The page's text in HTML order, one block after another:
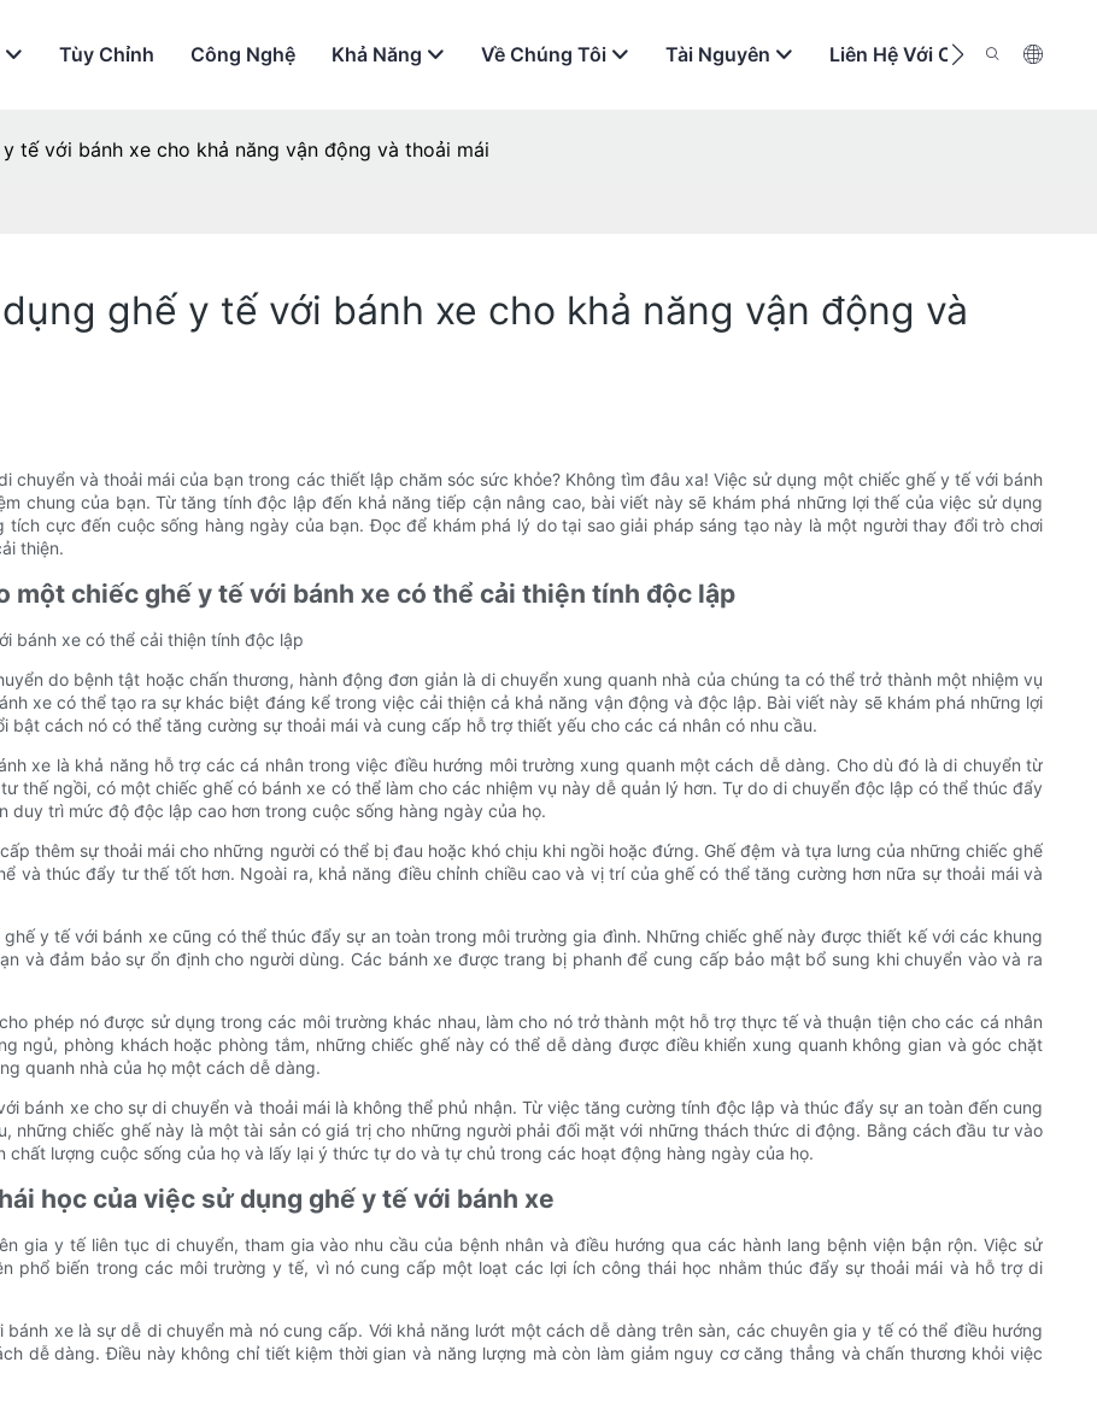
Tùy Chỉnh Công Nghệ Khả Năng Về Chúng Tôi Tài Nguyên Liên Hệ Với Chúng Tôi
tế với bánh xe cho khả năng vận động và thoải mái
ghế y tế với bánh xe cho khả năng vận động và
chuyển và thoải mái của bạn trong các thiết lập chăm sóc sức khỏe? Không tìm đâu xa! Việc sử dụng một chiếc ghế y tế với bánh
chung của bạn. Từ tăng tính độc lập đến khả năng tiếp cận nâng cao, bài viết này sẽ khám phá những lợi thế của việc sử dụng
cực đến cuộc sống hàng ngày của bạn. Đọc để khám phá lý do tại sao giải pháp sáng tạo này là một người thay đổi trò chơi
thiện.
một chiếc ghế y tế với bánh xe có thể cải thiện tính độc lập
bánh xe có thể cải thiện tính độc lập
do bệnh tật hoặc chấn thương, hành động đơn giản là di chuyển xung quanh nhà của chúng ta có thể trở thành một nhiệm vụ
xe có thể tạo ra sự khác biệt đáng kể trong việc cải thiện cả khả năng vận động và độc lập. Bài viết này sẽ khám phá những lợi
bật cách nó có thể tăng cường sự thoải mái và cung cấp hỗ trợ thiết yếu cho các cá nhân có nhu cầu.
xe là khả năng hỗ trợ các cá nhân trong việc điều hướng môi trường xung quanh một cách dễ dàng. Cho dù đó là di chuyển từ
thế ngồi, có một chiếc ghế có bánh xe có thể làm cho các nhiệm vụ này dễ quản lý hơn. Tự do di chuyển độc lập có thể thúc đẩy
trì mức độ độc lập cao hơn trong cuộc sống hàng ngày của họ.
thêm sự thoải mái cho những người có thể bị đau hoặc khó chịu khi ngồi hoặc đứng. Ghế đệm và tựa lưng của những chiếc ghế
và thúc đẩy tư thế tốt hơn. Ngoài ra, khả năng điều chỉnh chiều cao và vị trí của ghế có thể tăng cường hơn nữa sự thoải mái và
y tế với bánh xe cũng có thể thúc đẩy sự an toàn trong môi trường gia đình. Những chiếc ghế này được thiết kế với các khung
và đảm bảo sự ổn định cho người dùng. Các bánh xe được trang bị phanh để cung cấp bảo mật bổ sung khi chuyển vào và ra
phép nó được sử dụng trong các môi trường khác nhau, làm cho nó trở thành một hỗ trợ thực tế và thuận tiện cho các cá nhân
ngủ, phòng khách hoặc phòng tắm, những chiếc ghế này có thể dễ dàng được điều khiển xung quanh không gian và góc chặt
quanh nhà của họ một cách dễ dàng.
bánh xe cho sự di chuyển và thoải mái là không thể phủ nhận. Từ việc tăng cường tính độc lập và thúc đẩy sự an toàn đến cung
những chiếc ghế này là một tài sản có giá trị cho những người phải đối mặt với những thách thức di động. Bằng cách đầu tư vào
lượng cuộc sống của họ và lấy lại ý thức tự do và tự chủ trong các hoạt động hàng ngày của họ.
học của việc sử dụng ghế y tế với bánh xe
gia y tế liên tục di chuyển, tham gia vào nhu cầu của bệnh nhân và điều hướng qua các hành lang bệnh viện bận rộn. Việc sử
phổ biến trong các môi trường y tế, vì nó cung cấp một loạt các lợi ích công thái học nhằm thúc đẩy sự thoải mái và hỗ trợ di
xe là sự dễ di chuyển mà nó cung cấp. Với khả năng lướt một cách dễ dàng trên sàn, các chuyên gia y tế có thể điều hướng
dễ dàng. Điều này không chỉ tiết kiệm thời gian và năng lượng mà còn làm giảm nguy cơ căng thẳng và chấn thương khỏi việc